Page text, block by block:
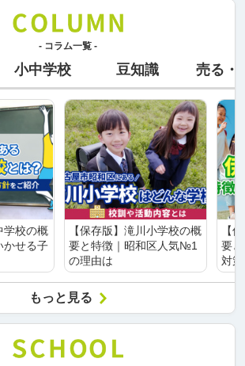
- コラム一覧 -
小中学校 豆知識 売る・
学校の概
かせる子
【保存版】滝川小学校の概
要と特徴｜昭和区人気№1
の理由は
【
要
対
もっと見る